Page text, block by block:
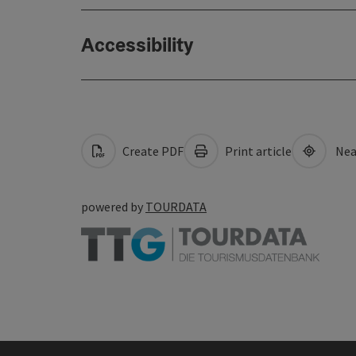
Accessibility
Create PDF Print article
powered by TOURDATA